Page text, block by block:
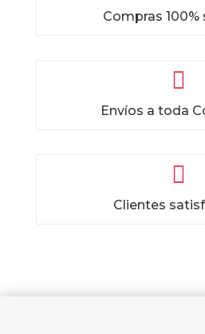
Compras 100%

Envíos a toda

Clientes